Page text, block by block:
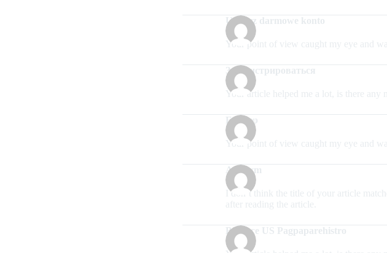
Utwórz darmowe konto
Your point of view caught my eye and
Зарегистрироваться
Your article helped me a lot, is there any
Εγγραφ
Your point of view caught my eye and
Anonym
I don’t think the title of your article
after reading the article.
Binance US Pagpaparehistro